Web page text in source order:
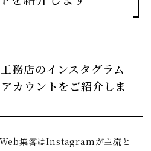
務店のインスタグラム
カウントをご紹介しま
Web集客はInstagramが主流と